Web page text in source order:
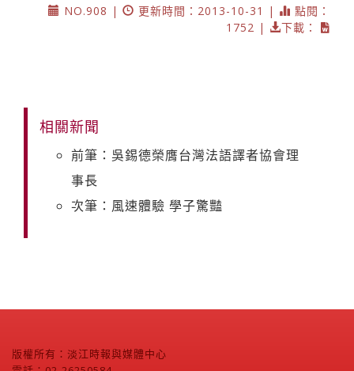
NO.908 |
更新時間：2013-10-31 |
點閱：
1752 |
下載：
相關新聞
前筆：吳錫德榮膺台灣法語譯者協會理
事長
次筆：風速體驗 學子驚豔
版權所有：淡江時報與媒體中心